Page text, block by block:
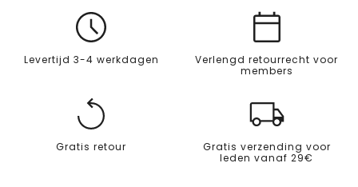
Levertijd 3-4 werkdagen
Verlengd retourrecht voor
members
Gratis retour
Gratis verzending voor
leden vanaf 29€